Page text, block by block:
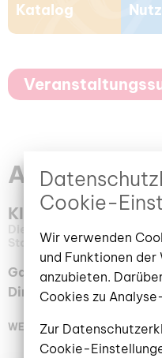
Katalog
Kleine Galerie im
Dienstag, 31. März 2026
Stadt- und
Gabriele Gittel: Bilder
Dingen des Lebens
WEITERLESEN
Cookie-
Wir verwenden
und Funktionen
anzubieten.
Cookies zu
Zur
Cookie-